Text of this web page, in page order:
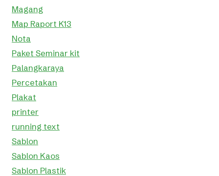
Magang
Map Raport K13
Nota
Paket Seminar kit
Palangkaraya
Percetakan
Plakat
printer
running text
Sablon
Sablon Kaos
Sablon Plastik